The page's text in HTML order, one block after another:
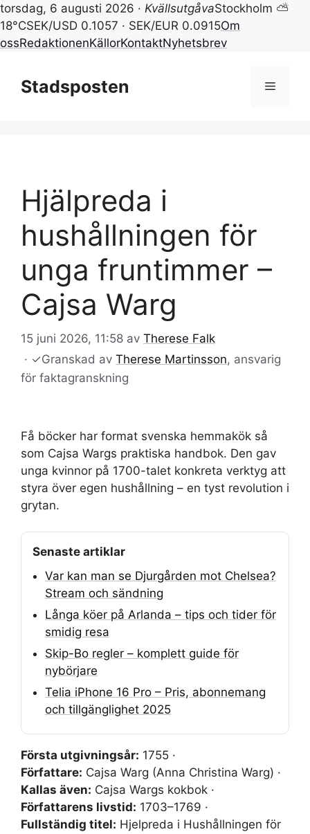
torsdag, 6 augusti 2026 · KvällsutgåvaStockholm ⛅
18°CSEK/USD 0.1057 · SEK/EUR 0.0915Om
ossRedaktionenKällorKontaktNyhetsbrev
innehållStadsposten Meny
Hjälpreda i
hushållningen för
unga fruntimmer –
Cajsa Warg
15 juni 2026, 11:58 av Therese Falk
· ✓Granskad av Therese Martinsson, ansvarig
för faktagranskning
Få böcker har format svenska hemmakök så
som Cajsa Wargs praktiska handbok. Den gav
unga kvinnor på 1700-talet konkreta verktyg att
styra över egen hushållning – en tyst revolution i
grytan.
Senaste artiklar
Var kan man se Djurgården mot Chelsea?
Stream och sändning
Långa köer på Arlanda – tips och tider för
smidig resa
Skip-Bo regler – komplett guide för
nybörjare
Telia iPhone 16 Pro – Pris, abonnemang
och tillgänglighet 2025
Första utgivningsår: 1755 ·
Författare: Cajsa Warg (Anna Christina Warg) ·
Kallas även: Cajsa Wargs kokbok ·
Författarens livstid: 1703–1769 ·
Fullständig titel: Hjelpreda i Hushållningen för